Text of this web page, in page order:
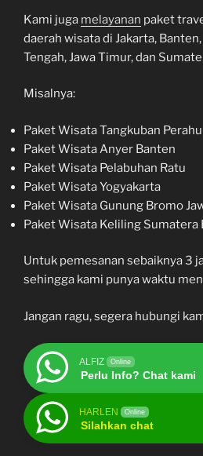
Kami juga melayanan paket
daerah wisata di Jakarta, Banten,
Tengah, Jawa Timur, dan
Misalnya:
Paket Wisata Tangkuban
Paket Wisata Anyer Banten
Paket Wisata Pelabuhan Ratu
Paket Wisata Yogyakarta
Paket Wisata Gunung Bromo
Paket Wisata Keliling Sumatera
Untuk pemesanan sebaiknya 3
sehingga kami punya waktu
Jangan ragu, segera hubungi
ALFIZ Online
Perlu Info? Chat kami
HARLEN Online
Silahkan chat